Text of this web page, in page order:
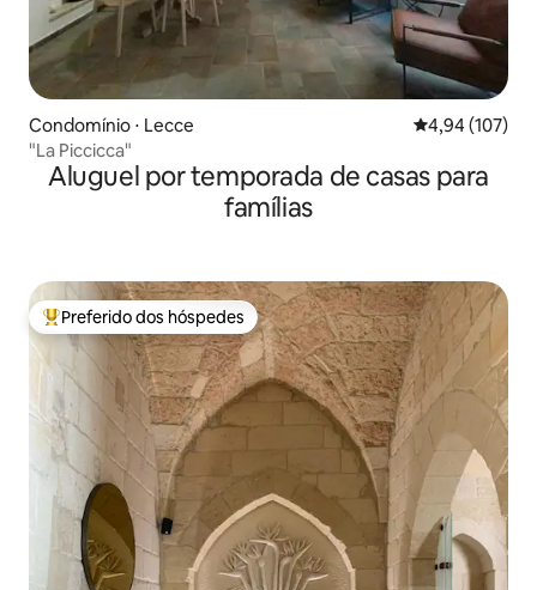
Condomínio ⋅ Lecce 4,94 de uma
4,94 (107)
"La Piccicca"
Aluguel por temporada de casas para
famílias
Entre os melhores preferidos dos hóspedes
Preferido dos hóspedes